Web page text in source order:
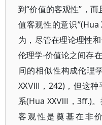
到“价值的客观性”，
值客观性的意识
为，尽管在理论理性
伦理学-价值论之间存
间的相似性构成伦理
XXⅧ，242)，但这种
系(Hua XXⅧ，3ff.)。
客观性是奠基在非